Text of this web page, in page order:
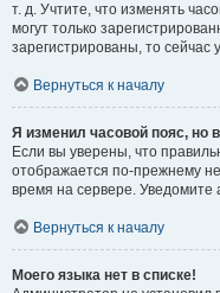
т. д. Учтите, что изменять
могут только
зарегистрированы, то
Вернуться к началу
Я изменил часовой пояс, но
Если вы уверены, что
отображается по-прежнему
время на сервере.
Вернуться к началу
Моего языка нет в списке!